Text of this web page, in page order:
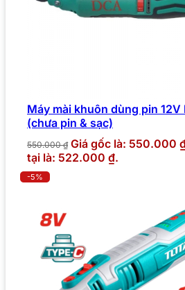
Máy mài khuôn dùng pin 12V
(chưa pin & sạc)
550.000₫ Giá gốc là: 550.000
tại là: 522.000 ₫.
-5%